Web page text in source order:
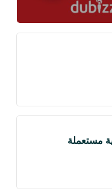
مستعملة